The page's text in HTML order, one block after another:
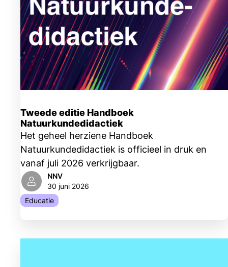
Tweede editie Handboek
Natuurkundedidactiek
Het geheel herziene Handboek
Natuurkundedidactiek is officieel in druk en
vanaf juli 2026 verkrijgbaar.
NNV
30 juni 2026
Educatie